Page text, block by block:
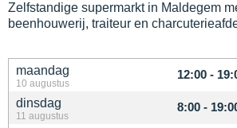
maandag
10 augustus
12:00 -
dinsdag
11 augustus
8:00 -
Zelfstandige supermarkt in Maldegem
beenhouwerij, traiteur en